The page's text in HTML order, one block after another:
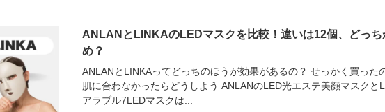
ANLANとLINKAのLEDマスクを比較！違いは12個、どっち
め？
ANLANとLINKAってどっちのほうが効果があるの？ せっかく買った
肌に合わなかったらどうしよう ANLANのLED光エステ美顔マスクと
アラブル7LEDマスクは...